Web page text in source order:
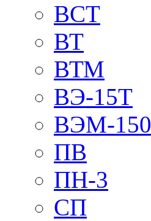
ВСТ
ВТ
ВТМ
ВЭ-15Т
ВЭМ-150
ПВ
ПН-3
СП